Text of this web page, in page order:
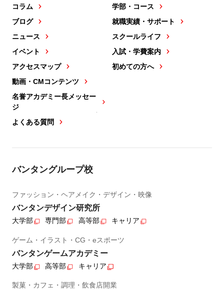
コラム
ブログ
ニュース
イベント
アクセスマップ
動画・CMコンテンツ
名誉アカデミー長メッセー
ジ
よくある質問
学部・コース
就職実績・サポート
スクールライフ
入試・学費案内
初めての方へ
バンタングループ校
ファッション・ヘアメイク・デザイン・映像
バンタンデザイン研究所
大学部 専門部 高等部 キャリア
ゲーム・イラスト・CG・eスポーツ
バンタンゲームアカデミー
大学部 高等部 キャリア
製菓・カフェ・調理・飲食店開業